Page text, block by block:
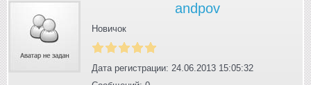
andpov
Новичок
Дата регистрации: 24.06.2013 15:05:32